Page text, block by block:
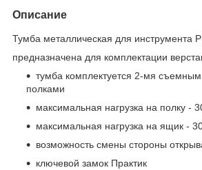
Описание
Тумба металлическая для инструмента
предназначена для комплектации
тумба комплектуется 2-мя
полками
максимальная нагрузка на полку -
максимальная нагрузка на ящик -
возможность смены стороны
ключевой замок Практик